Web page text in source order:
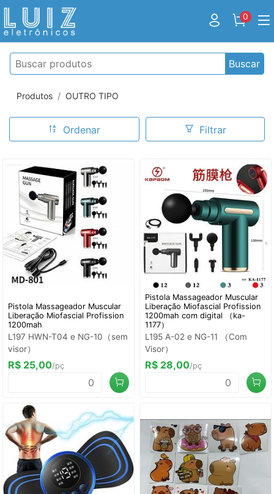
0
Buscar
Produtos OUTRO TIPO
Ordenar Filtrar
Pistola Massageador Muscular
Liberação Miofascial Profission
1200mah
L197 HWN-T04 e NG-10（sem
visor）
R$ 25,00/pç
Pistola Massageador Muscular
Liberação Miofascial Profission
1200mah com digital （ka-
1177）
L195 A-02 e NG-11 （Com
Visor）
R$ 28,00/pç